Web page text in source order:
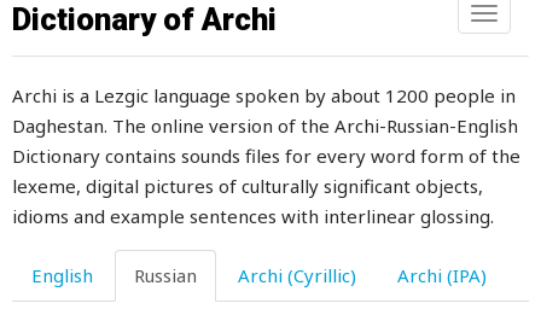
Toggle
Dictionary of Archi
Archi is a Lezgic language spoken by about 1200 people in
Daghestan. The online version of the Archi-Russian-English
Dictionary contains sounds files for every word form of the
lexeme, digital pictures of culturally significant objects,
idioms and example sentences with interlinear glossing.
English Russian Archi (Cyrillic) Archi (IPA)
сверкание
сверкать
сверло
свернуться